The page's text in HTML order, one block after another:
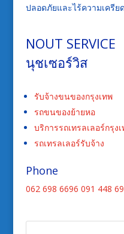
ปลอดภัยและไร้ความเครียด
NOUT SERVICE
นุชเซอร์วิส
รับจ้างขนของกรุงเทพ
รถขนของย้ายหอ
บริการรถเทรลเลอร์กรุง
รถเทรลเลอร์รับจ้าง
Phone
062 698 6696 091 448